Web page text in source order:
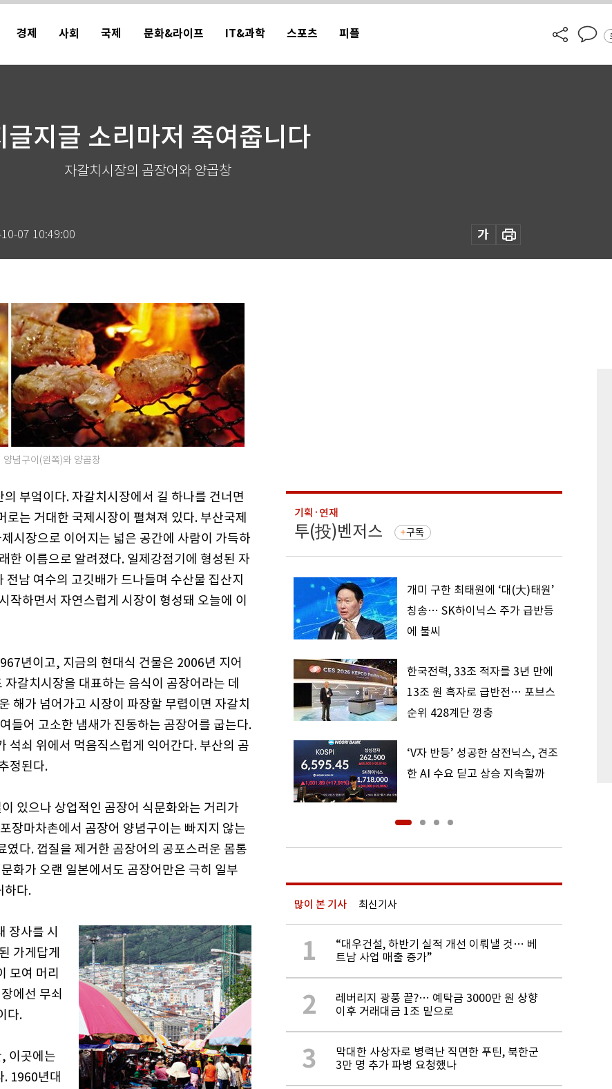
경제 사회 국제 문화&라이프 IT&과학 스포츠 피플
글지글 소리마저 죽여줍니다
자갈치시장의 곰장어와 양곱창
07 10:49:00
념구이(왼쪽)와 양곱창
부엌이다. 자갈치시장에서 길 하나를 건너면
는 거대한 국제시장이 펼쳐져 있다. 부산국제
시장으로 이어지는 넓은 공간에 사람이 가득하
한 이름으로 알려졌다. 일제강점기에 형성된 자
남 여수의 고깃배가 드나들며 수산물 집산지
작하면서 자연스럽게 시장이 형성돼 오늘에 이
년이고, 지금의 현대식 건물은 2006년 지어
갈치시장을 대표하는 음식이 곰장어라는 데
해가 넘어가고 시장이 파장할 무렵이면 자갈치
들어 고소한 냄새가 진동하는 곰장어를 굽는다.
석쇠 위에서 먹음직스럽게 익어간다. 부산의 곰
정된다.
있으나 상업적인 곰장어 식문화와는 거리가
장마차촌에서 곰장어 양념구이는 빠지지 않는
다. 껍질을 제거한 곰장어의 공포스러운 몸통
화가 오랜 일본에서도 곰장어만은 극히 일부
하다.
장사를 시
가게답게
모여 머리
에선 무쇠
다.
이곳에는
1960년대
기획·연재
투(投)벤저스 구독
개미 구한 최태원에 ‘대(大)태원’
칭송… SK하이닉스 주가 급반등
에 불씨
한국전력, 33조 적자를 3년 만에
13조 원 흑자로 급반전… 포브스
순위 428계단 껑충
‘V자 반등’ 성공한 삼전닉스, 견조
한 AI 수요 딛고 상승 지속할까
많이 본 기사 최신기사
1
“대우건설, 하반기 실적 개선 이뤄낼 것… 베
트남 사업 매출 증가”
2
레버리지 광풍 끝?… 예탁금 3000만 원 상향
이후 거래대금 1조 밑으로
3
막대한 사상자로 병력난 직면한 푸틴, 북한군
3만 명 추가 파병 요청했나